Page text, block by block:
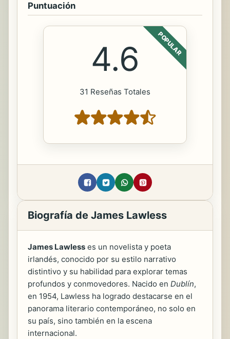
Puntuación
POPULAR
4.6
31 Reseñas Totales
Biografía de James Lawless
James Lawless es un novelista y poeta
irlandés, conocido por su estilo narrativo
distintivo y su habilidad para explorar temas
profundos y conmovedores. Nacido en Dublín,
en 1954, Lawless ha logrado destacarse en el
panorama literario contemporáneo, no solo en
su país, sino también en la escena
internacional.